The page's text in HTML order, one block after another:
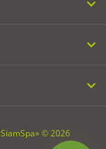
© 2026